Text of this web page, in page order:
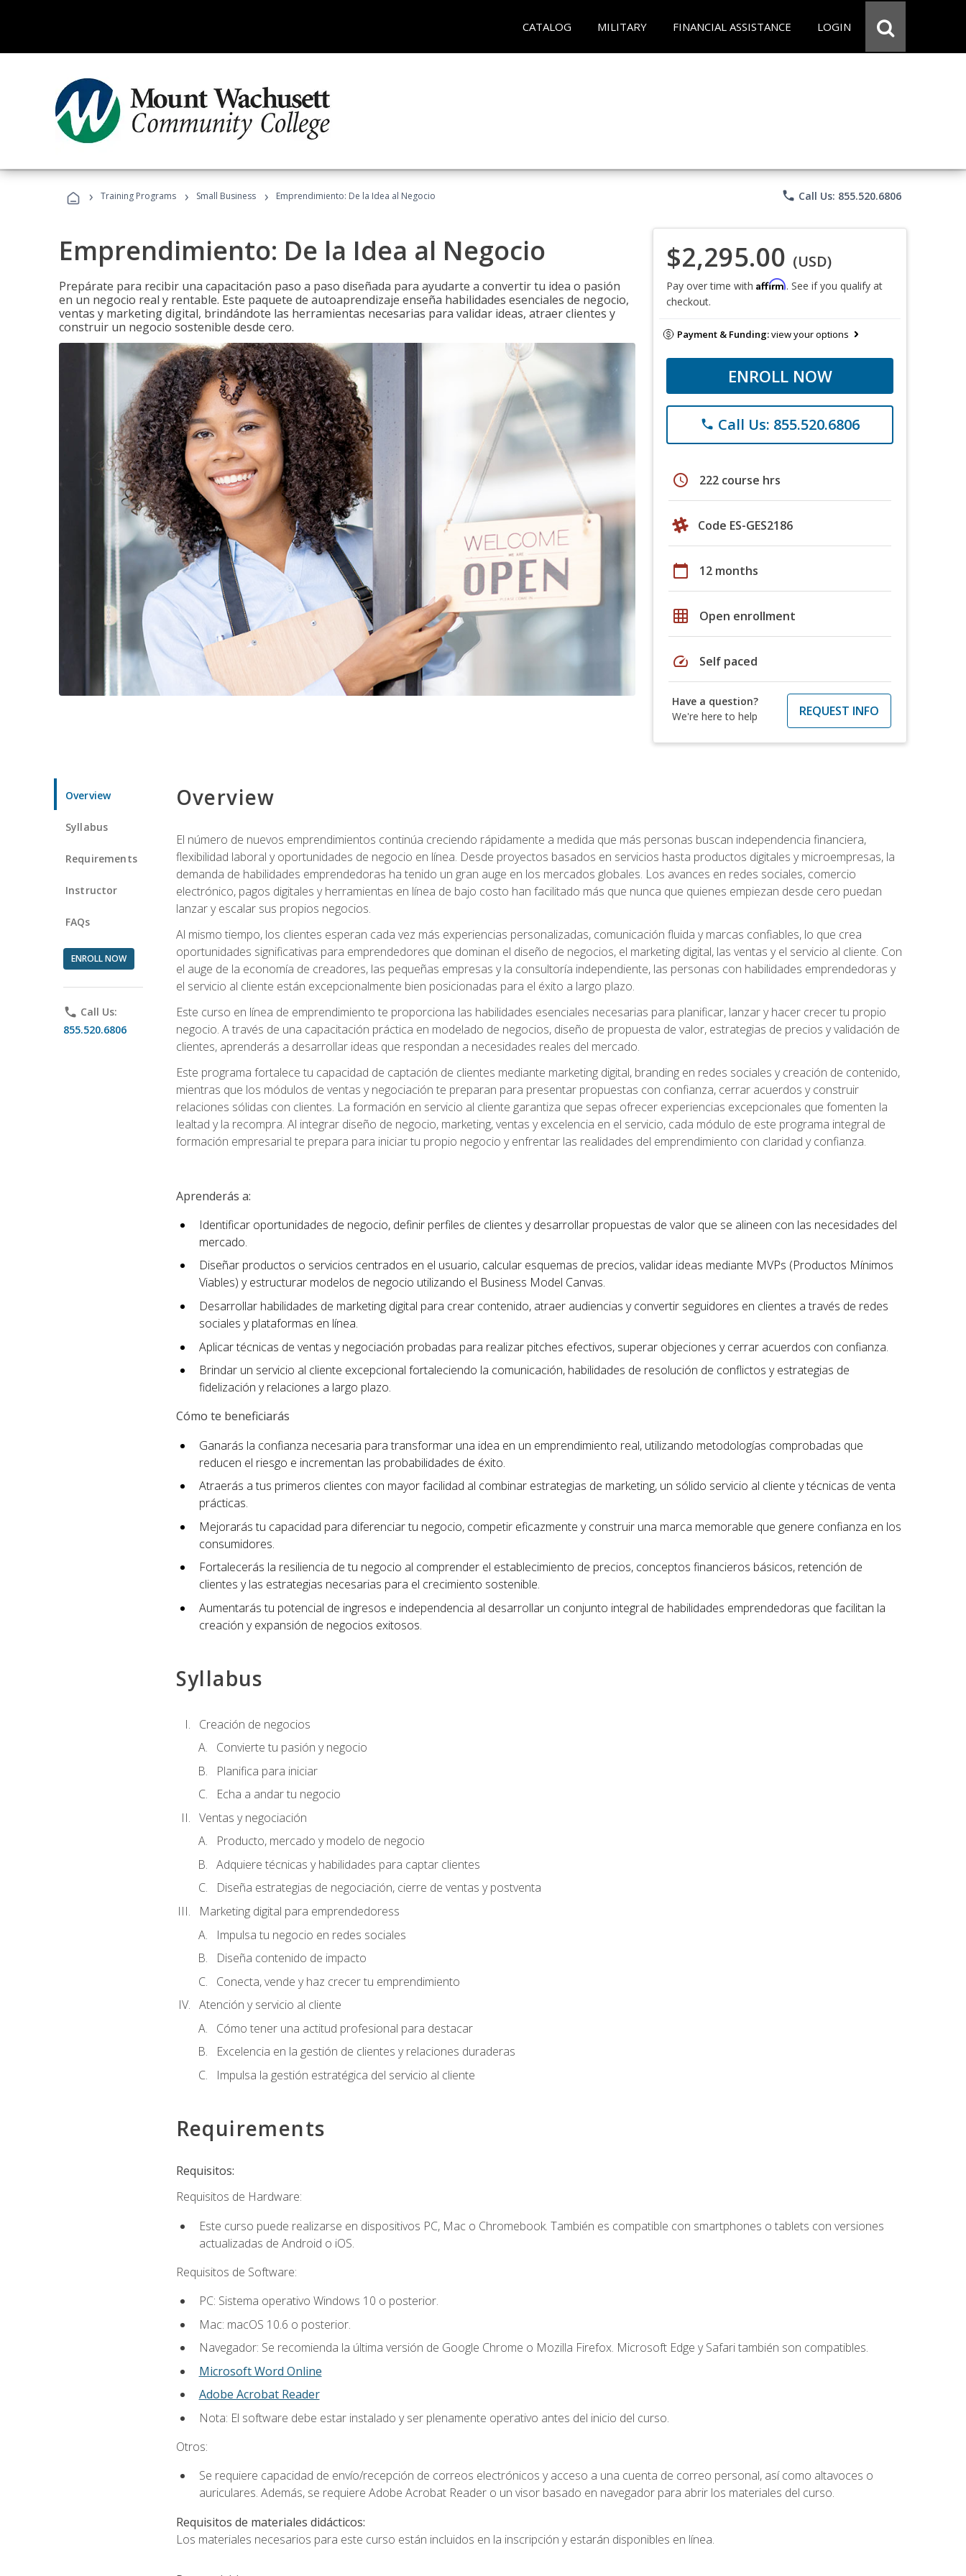
CATALOG MILITARY FINANCIAL ASSISTANCE LOGIN
› Training Programs › Small Business › Emprendimiento: De la Idea al Negocio phone Call Us: 855.520.6806
Emprendimiento: De la Idea al Negocio
Prepárate para recibir una capacitación paso a paso diseñada para ayudarte a convertir tu idea o pasión
en un negocio real y rentable. Este paquete de autoaprendizaje enseña habilidades esenciales de negocio,
ventas y marketing digital, brindándote las herramientas necesarias para validar ideas, atraer clientes y
construir un negocio sostenible desde cero.
$2,295.00 (USD)
Pay over time with Affirm. See if you qualify at
checkout.
Payment & Funding:view your options
ENROLL NOW
phone Call Us: 855.520.6806
schedule 222 course hrs
Code ES-GES2186
calendar_today 12 months
grid_on Open enrollment
speed Self paced
Have a question?
We're here to help
REQUEST INFO
Overview
Syllabus
Requirements
Instructor
FAQs
ENROLL NOW
phone Call Us:
855.520.6806
Overview
El número de nuevos emprendimientos continúa creciendo rápidamente a medida que más personas buscan independencia financiera,
flexibilidad laboral y oportunidades de negocio en línea. Desde proyectos basados en servicios hasta productos digitales y microempresas, la
demanda de habilidades emprendedoras ha tenido un gran auge en los mercados globales. Los avances en redes sociales, comercio
electrónico, pagos digitales y herramientas en línea de bajo costo han facilitado más que nunca que quienes empiezan desde cero puedan
lanzar y escalar sus propios negocios.
Al mismo tiempo, los clientes esperan cada vez más experiencias personalizadas, comunicación fluida y marcas confiables, lo que crea
oportunidades significativas para emprendedores que dominan el diseño de negocios, el marketing digital, las ventas y el servicio al cliente. Con
el auge de la economía de creadores, las pequeñas empresas y la consultoría independiente, las personas con habilidades emprendedoras y
el servicio al cliente están excepcionalmente bien posicionadas para el éxito a largo plazo.
Este curso en línea de emprendimiento te proporciona las habilidades esenciales necesarias para planificar, lanzar y hacer crecer tu propio
negocio. A través de una capacitación práctica en modelado de negocios, diseño de propuesta de valor, estrategias de precios y validación de
clientes, aprenderás a desarrollar ideas que respondan a necesidades reales del mercado.
Este programa fortalece tu capacidad de captación de clientes mediante marketing digital, branding en redes sociales y creación de contenido,
mientras que los módulos de ventas y negociación te preparan para presentar propuestas con confianza, cerrar acuerdos y construir
relaciones sólidas con clientes. La formación en servicio al cliente garantiza que sepas ofrecer experiencias excepcionales que fomenten la
lealtad y la recompra. Al integrar diseño de negocio, marketing, ventas y excelencia en el servicio, cada módulo de este programa integral de
formación empresarial te prepara para iniciar tu propio negocio y enfrentar las realidades del emprendimiento con claridad y confianza.
Aprenderás a:
Identificar oportunidades de negocio, definir perfiles de clientes y desarrollar propuestas de valor que se alineen con las necesidades del
mercado.
Diseñar productos o servicios centrados en el usuario, calcular esquemas de precios, validar ideas mediante MVPs (Productos Mínimos
Viables) y estructurar modelos de negocio utilizando el Business Model Canvas.
Desarrollar habilidades de marketing digital para crear contenido, atraer audiencias y convertir seguidores en clientes a través de redes
sociales y plataformas en línea.
Aplicar técnicas de ventas y negociación probadas para realizar pitches efectivos, superar objeciones y cerrar acuerdos con confianza.
Brindar un servicio al cliente excepcional fortaleciendo la comunicación, habilidades de resolución de conflictos y estrategias de
fidelización y relaciones a largo plazo.
Cómo te beneficiarás
Ganarás la confianza necesaria para transformar una idea en un emprendimiento real, utilizando metodologías comprobadas que
reducen el riesgo e incrementan las probabilidades de éxito.
Atraerás a tus primeros clientes con mayor facilidad al combinar estrategias de marketing, un sólido servicio al cliente y técnicas de venta
prácticas.
Mejorarás tu capacidad para diferenciar tu negocio, competir eficazmente y construir una marca memorable que genere confianza en los
consumidores.
Fortalecerás la resiliencia de tu negocio al comprender el establecimiento de precios, conceptos financieros básicos, retención de
clientes y las estrategias necesarias para el crecimiento sostenible.
Aumentarás tu potencial de ingresos e independencia al desarrollar un conjunto integral de habilidades emprendedoras que facilitan la
creación y expansión de negocios exitosos.
Syllabus
Creación de negocios
Convierte tu pasión y negocio
Planifica para iniciar
Echa a andar tu negocio
Ventas y negociación
Producto, mercado y modelo de negocio
Adquiere técnicas y habilidades para captar clientes
Diseña estrategias de negociación, cierre de ventas y postventa
Marketing digital para emprendedoress
Impulsa tu negocio en redes sociales
Diseña contenido de impacto
Conecta, vende y haz crecer tu emprendimiento
Atención y servicio al cliente
Cómo tener una actitud profesional para destacar
Excelencia en la gestión de clientes y relaciones duraderas
Impulsa la gestión estratégica del servicio al cliente
Requirements
Requisitos:
Requisitos de Hardware:
Este curso puede realizarse en dispositivos PC, Mac o Chromebook. También es compatible con smartphones o tablets con versiones
actualizadas de Android o iOS.
Requisitos de Software:
PC: Sistema operativo Windows 10 o posterior.
Mac: macOS 10.6 o posterior.
Navegador: Se recomienda la última versión de Google Chrome o Mozilla Firefox. Microsoft Edge y Safari también son compatibles.
Microsoft Word Online
Adobe Acrobat Reader
Nota: El software debe estar instalado y ser plenamente operativo antes del inicio del curso.
Otros:
Se requiere capacidad de envío/recepción de correos electrónicos y acceso a una cuenta de correo personal, así como altavoces o
auriculares. Además, se requiere Adobe Acrobat Reader o un visor basado en navegador para abrir los materiales del curso.
Requisitos de materiales didácticos:
Los materiales necesarios para este curso están incluidos en la inscripción y estarán disponibles en línea.